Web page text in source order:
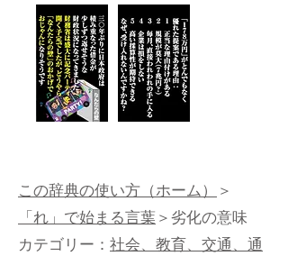
この辞典の使い方（ホーム）＞
「れ」で始まる言葉＞劣化の意味
カテゴリー： 社会、教育、交通、通